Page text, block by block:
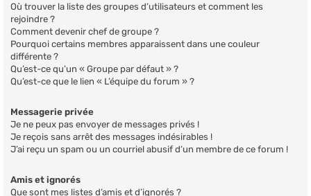
Où trouver la liste des groupes d’utilisateurs et comment les
rejoindre ?
Comment devenir chef de groupe ?
Pourquoi certains membres apparaissent dans une couleur
différente ?
Qu’est-ce qu’un « Groupe par défaut » ?
Qu’est-ce que le lien « L’équipe du forum » ?
Messagerie privée
Je ne peux pas envoyer de messages privés !
Je reçois sans arrêt des messages indésirables !
J’ai reçu un spam ou un courriel abusif d’un membre de ce forum !
Amis et ignorés
Que sont mes listes d’amis et d’ignorés ?